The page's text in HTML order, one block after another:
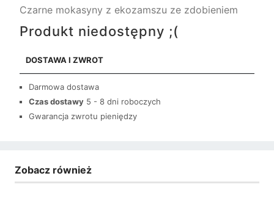
Czarne mokasyny z ekozamszu ze zdobieniem
Produkt niedostępny ;(
DOSTAWA I ZWROT
Darmowa dostawa
Czas dostawy 5 - 8 dni roboczych
Gwarancja zwrotu pieniędzy
Zobacz również